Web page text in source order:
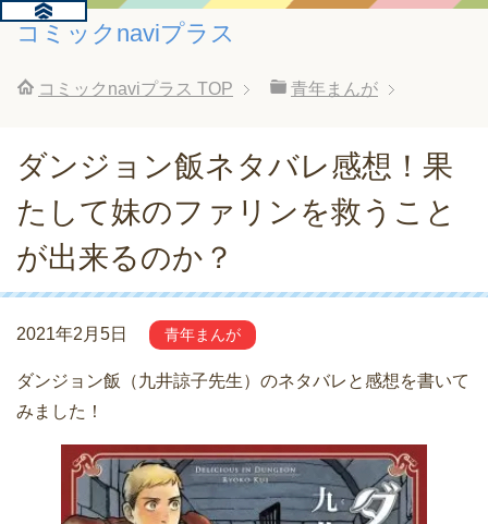
コミックnaviプラス
コミックnaviプラス TOP 青年まんが
ダンジョン飯ネタバレ感想！果
たして妹のファリンを救うこと
が出来るのか？
2021年2月5日 青年まんが
ダンジョン飯（九井諒子先生）のネタバレと感想を書いて
みました！